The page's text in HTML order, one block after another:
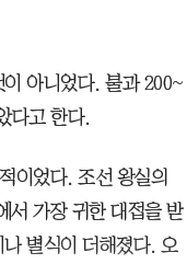
아니었다. 불과 200~
다고 한다.
이었다. 조선 왕실의
서 가장 귀한 대접을 받
별식이 더해졌다. 오